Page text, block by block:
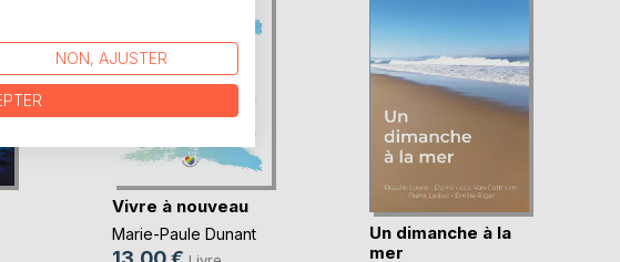
Vivre à nouveau
Marie-Paule Dunant
Un dimanche à la
mer
NON, AJUSTER